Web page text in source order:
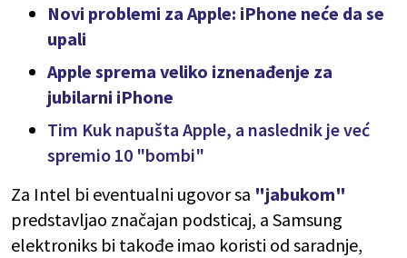
Novi problemi za Apple: iPhone neće da se
upali
Apple sprema veliko iznenađenje za
jubilarni iPhone
Tim Kuk napušta Apple, a naslednik je već
spremio 10 "bombi"
Za Intel bi eventualni ugovor sa "jabukom"
predstavljao značajan podsticaj, a Samsung
elektroniks bi takođe imao koristi od saradnje,